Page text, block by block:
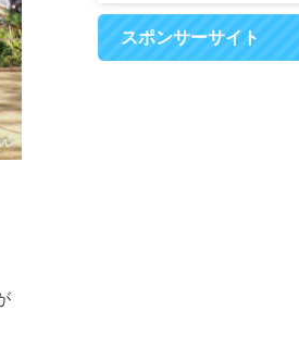
スポンサーサイト